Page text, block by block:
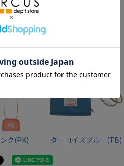
ク(PK) ターコイズブルー(TB)